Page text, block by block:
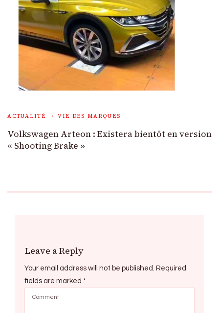
ACTUALITÉ VIE DES MARQUES
Volkswagen Arteon : Existera bientôt en version
« Shooting Brake »
Leave a Reply
Your email address will not be published.
Required
fields are marked *